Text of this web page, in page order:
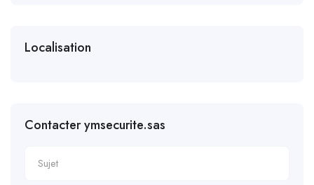
Localisation
Contacter ymsecurite.sas